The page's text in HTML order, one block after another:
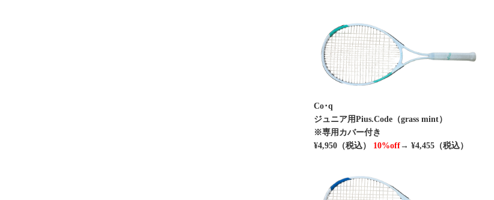
Co･q
ジュニア用Pius.Code（grass mint）
※専用カバー付き
¥4,950（税込） 10%off→ ¥4,455（税込）